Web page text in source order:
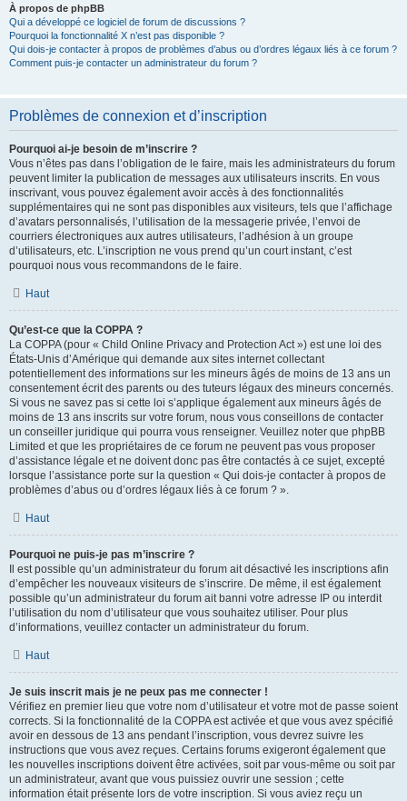
À propos de phpBB
Qui a développé ce logiciel de forum de discussions ?
Pourquoi la fonctionnalité X n’est pas disponible ?
Qui dois-je contacter à propos de problèmes d’abus ou d’ordres légaux liés à ce forum ?
Comment puis-je contacter un administrateur du forum ?
Problèmes de connexion et d’inscription
Pourquoi ai-je besoin de m’inscrire ?
Vous n’êtes pas dans l’obligation de le faire, mais les administrateurs du forum
peuvent limiter la publication de messages aux utilisateurs inscrits. En vous
inscrivant, vous pouvez également avoir accès à des fonctionnalités
supplémentaires qui ne sont pas disponibles aux visiteurs, tels que l’affichage
d’avatars personnalisés, l’utilisation de la messagerie privée, l’envoi de
courriers électroniques aux autres utilisateurs, l’adhésion à un groupe
d’utilisateurs, etc. L’inscription ne vous prend qu’un court instant, c’est
pourquoi nous vous recommandons de le faire.
Haut
Qu’est-ce que la COPPA ?
La COPPA (pour « Child Online Privacy and Protection Act ») est une loi des
États-Unis d’Amérique qui demande aux sites internet collectant
potentiellement des informations sur les mineurs âgés de moins de 13 ans un
consentement écrit des parents ou des tuteurs légaux des mineurs concernés.
Si vous ne savez pas si cette loi s’applique également aux mineurs âgés de
moins de 13 ans inscrits sur votre forum, nous vous conseillons de contacter
un conseiller juridique qui pourra vous renseigner. Veuillez noter que phpBB
Limited et que les propriétaires de ce forum ne peuvent pas vous proposer
d’assistance légale et ne doivent donc pas être contactés à ce sujet, excepté
lorsque l’assistance porte sur la question « Qui dois-je contacter à propos de
problèmes d’abus ou d’ordres légaux liés à ce forum ? ».
Haut
Pourquoi ne puis-je pas m’inscrire ?
Il est possible qu’un administrateur du forum ait désactivé les inscriptions afin
d’empêcher les nouveaux visiteurs de s’inscrire. De même, il est également
possible qu’un administrateur du forum ait banni votre adresse IP ou interdit
l’utilisation du nom d’utilisateur que vous souhaitez utiliser. Pour plus
d’informations, veuillez contacter un administrateur du forum.
Haut
Je suis inscrit mais je ne peux pas me connecter !
Vérifiez en premier lieu que votre nom d’utilisateur et votre mot de passe soient
corrects. Si la fonctionnalité de la COPPA est activée et que vous avez spécifié
avoir en dessous de 13 ans pendant l’inscription, vous devrez suivre les
instructions que vous avez reçues. Certains forums exigeront également que
les nouvelles inscriptions doivent être activées, soit par vous-même ou soit par
un administrateur, avant que vous puissiez ouvrir une session ; cette
information était présente lors de votre inscription. Si vous aviez reçu un